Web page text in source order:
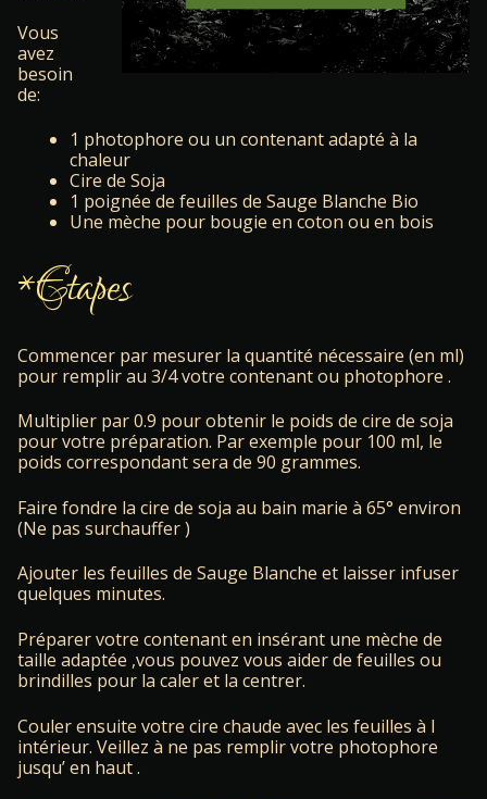
Vous
avez
besoin
de:
1 photophore ou un contenant adapté à la
chaleur
Cire de Soja
1 poignée de feuilles de Sauge Blanche Bio
Une mèche pour bougie en coton ou en bois
*Etapes
Commencer par mesurer la quantité nécessaire (en ml)
pour remplir au 3/4 votre contenant ou photophore .
Multiplier par 0.9 pour obtenir le poids de cire de soja
pour votre préparation. Par exemple pour 100 ml, le
poids correspondant sera de 90 grammes.
Faire fondre la cire de soja au bain marie à 65° environ
(Ne pas surchauffer )
Ajouter les feuilles de Sauge Blanche et laisser infuser
quelques minutes.
Préparer votre contenant en insérant une mèche de
taille adaptée ,vous pouvez vous aider de feuilles ou
brindilles pour la caler et la centrer.
Couler ensuite votre cire chaude avec les feuilles à l
intérieur. Veillez à ne pas remplir votre photophore
jusqu’ en haut .